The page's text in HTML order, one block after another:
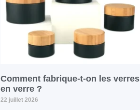
Comment fabrique-t-on les verres
en verre ?
22 juillet 2026